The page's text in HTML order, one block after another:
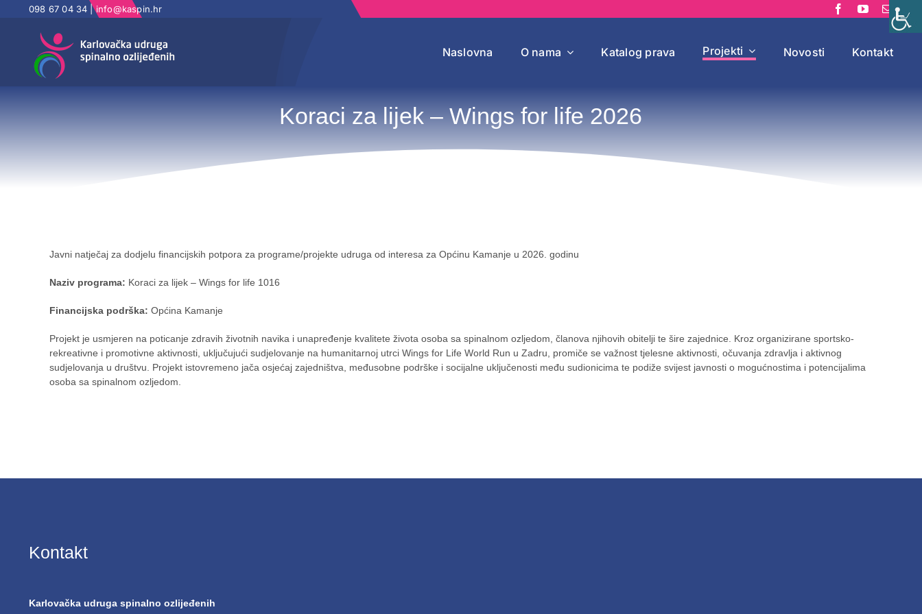
098 67 04 34 |info@kaspin.hr
Naslovna O nama Katalog prava Projekti Novosti Kontakt
Koraci za lijek – Wings for life 2026
Javni natječaj za dodjelu financijskih potpora za programe/projekte udruga od interesa za Općinu Kamanje u 2026. godinu
Naziv programa: Koraci za lijek – Wings for life 1016
Financijska podrška: Općina Kamanje
Projekt je usmjeren na poticanje zdravih životnih navika i unapređenje kvalitete života osoba sa spinalnom ozljedom, članova njihovih obitelji te šire zajednice. Kroz organizirane sportsko-
rekreativne i promotivne aktivnosti, uključujući sudjelovanje na humanitarnoj utrci Wings for Life World Run u Zadru, promiče se važnost tjelesne aktivnosti, očuvanja zdravlja i aktivnog
sudjelovanja u društvu. Projekt istovremeno jača osjećaj zajedništva, međusobne podrške i socijalne uključenosti među sudionicima te podiže svijest javnosti o mogućnostima i potencijalima
osoba sa spinalnom ozljedom.
Kontakt
Karlovačka udruga spinalno ozlijeđenih